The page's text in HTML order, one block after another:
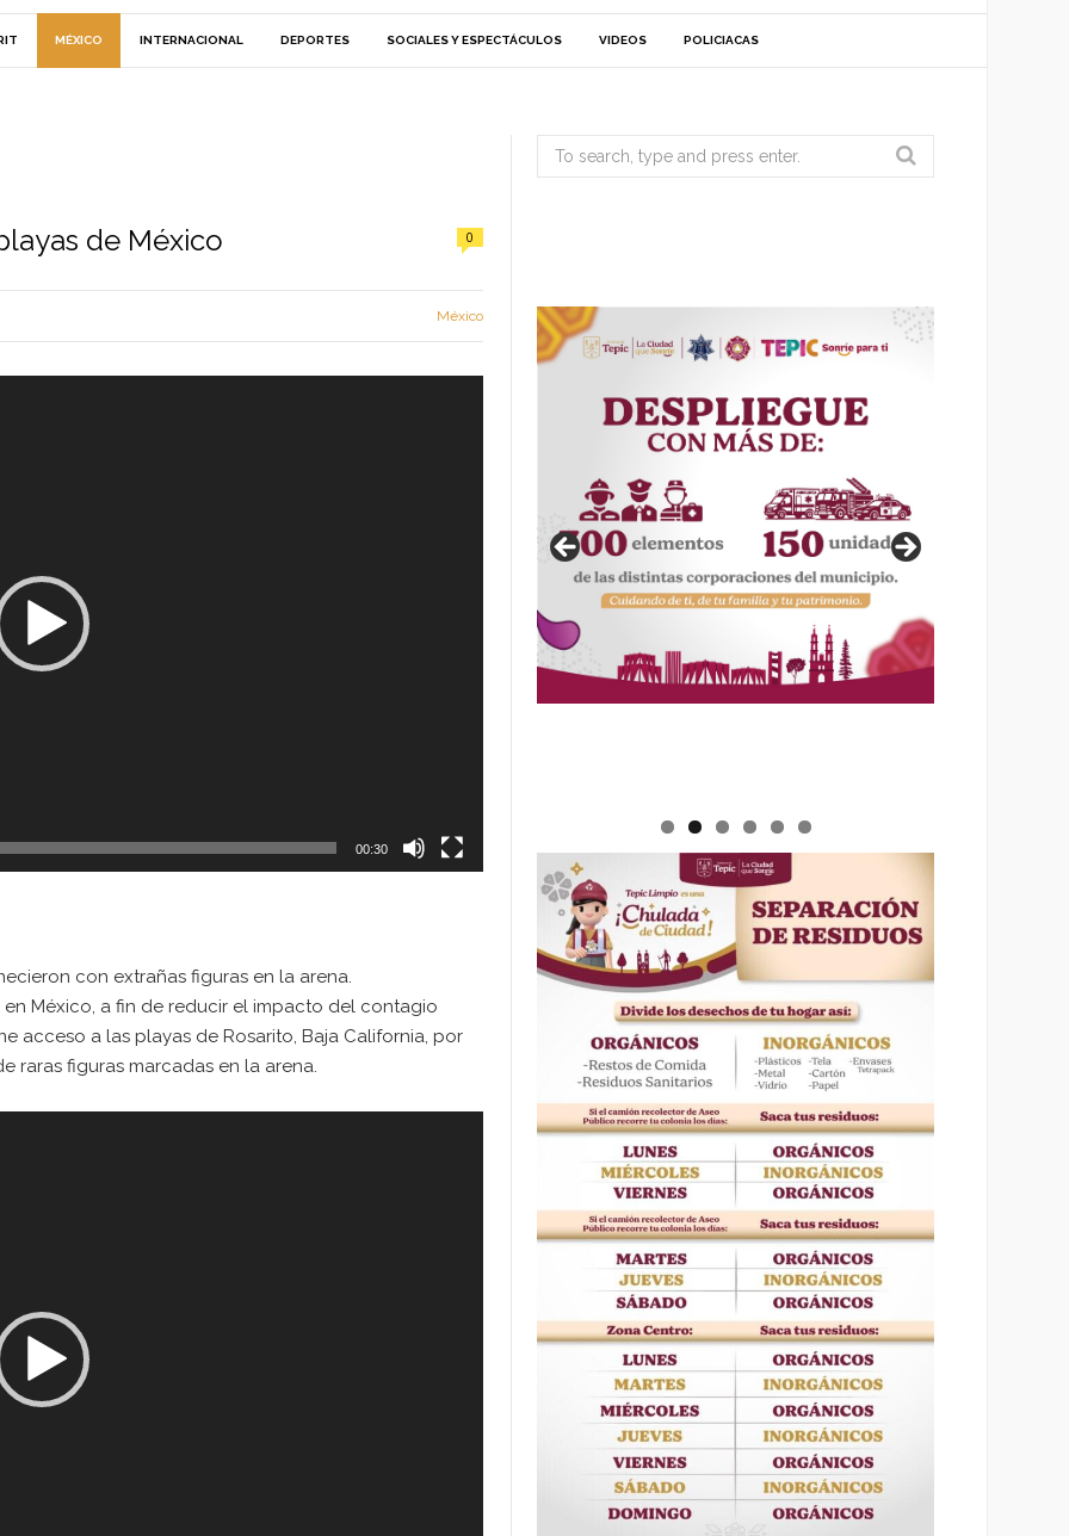
MÉXICO INTERNACIONAL DEPORTES SOCIALES Y ESPECTÁCULOS VIDEOS POLICIACAS
de México 0
México
00:30
con extrañas figuras en la arena.
México, a fin de reducir el impacto del contagio
acceso a las playas de Rosarito, Baja California, por
raras figuras marcadas en la arena.
Search
for: